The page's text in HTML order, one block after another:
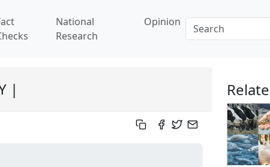
National
Research
Opinion
|